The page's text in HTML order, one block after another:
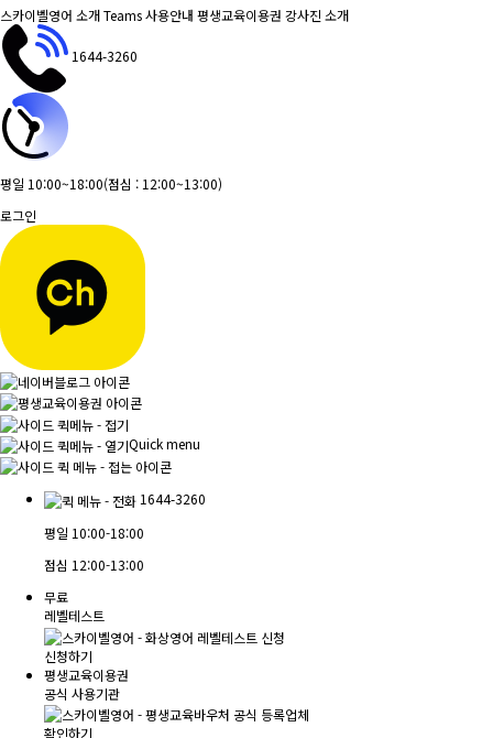
스카이벨영어 소개Teams 사용안내 평생교육이용권 강사진 소개
1644-3260
평일 10:00~18:00(점심 : 12:00~13:00)
로그인
Quick menu
1644-3260
평일 10:00-18:00
점심 12:00-13:00
무료
레벨테스트
신청하기
평생교육이용권
공식 사용기관
확인하기